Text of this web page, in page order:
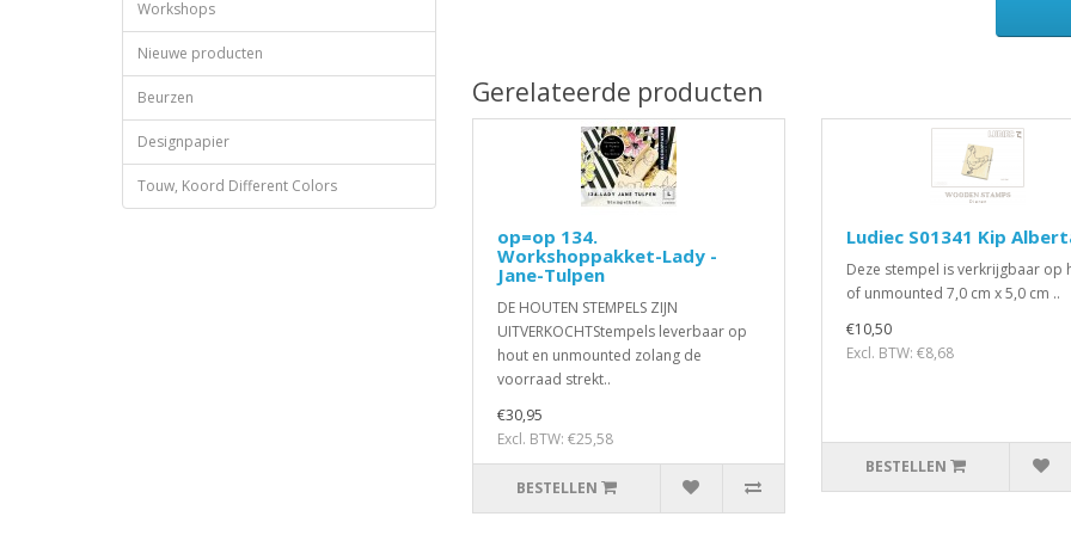
Workshops
Nieuwe producten
Beurzen
Designpapier
Touw, Koord Different Colors
Gerelateerde producten
op=op 134.
Workshoppakket-Lady -
Jane-Tulpen
DE HOUTEN STEMPELS ZIJN
UITVERKOCHTStempels leverbaar op
hout en unmounted zolang de
voorraad strekt..
€30,95
Excl. BTW: €25,58
BESTELLEN
Ludiec S01341 Kip
Deze stempel is verkrijgbaar op
of unmounted 7,0 cm x 5,0 cm ..
€10,50
Excl. BTW: €8,68
BESTELLEN